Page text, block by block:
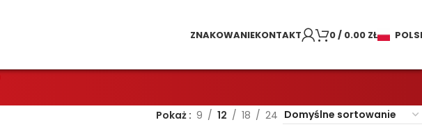
ZNAKOWANIEKONTAKT 0/ 0.00 ZŁ
Pokaż 9 12 18 24